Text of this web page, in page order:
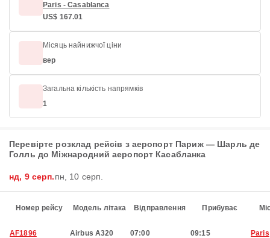
Paris - Casablanca
US$ 167.01
Місяць найнижчої ціни
вер
Загальна кількість напрямків
1
Перевірте розклад рейсів з аеропорт Париж — Шарль де
Голль до Міжнародний аеропорт Касабланка
нд, 9 серп.пн, 10 серп.
Номер рейсу Модель літака Відправлення Прибуває
AF1896 Airbus A320 07:00 09:15 Paris